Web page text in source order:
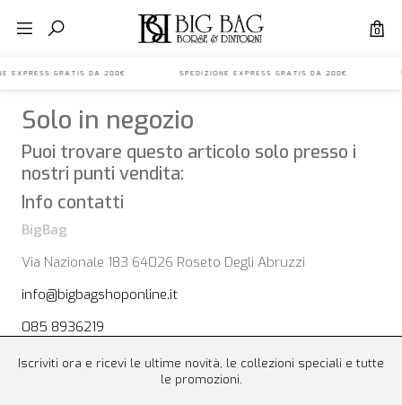
0
EXPRESS GRATIS DA 200€ SPEDIZIONE EXPRESS GRATIS DA 200€
Solo in negozio
Puoi trovare questo articolo solo presso i
nostri punti vendita:
Info contatti
BigBag
Via Nazionale 183 64026 Roseto Degli Abruzzi
info@bigbagshoponline.it
085 8936219
Iscriviti ora e ricevi le ultime novità, le collezioni speciali e tutte
le promozioni.